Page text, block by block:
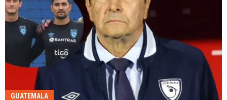
GUATEMALA